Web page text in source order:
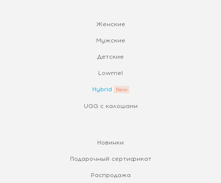
Женские
Мужские
Детские
Lowmel
Hybrid
UGG с калошами
Новинки
Подарочный сертификат
Распродажа